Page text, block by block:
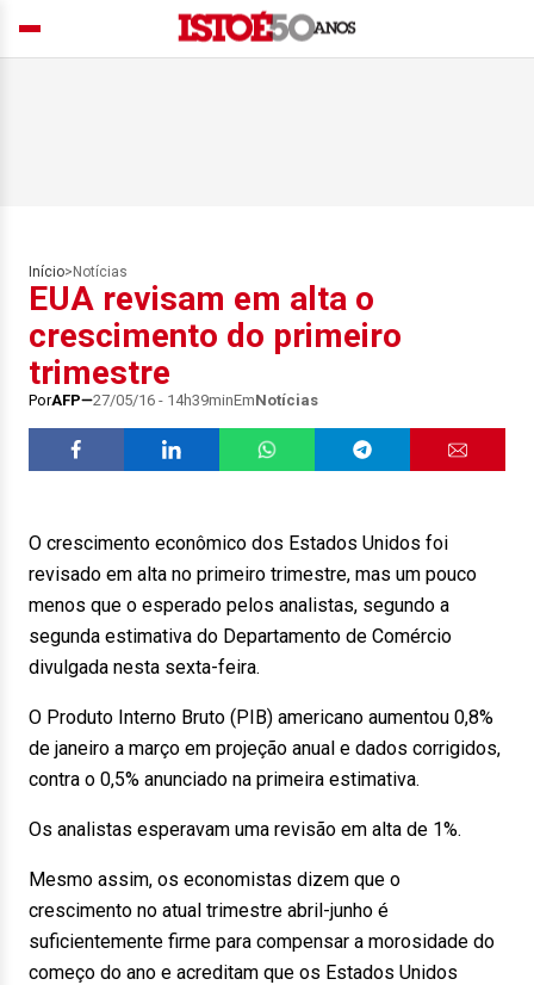
Início> Notícias
EUA revisam em alta o
crescimento do primeiro
trimestre
PorAFP 27/05/16 - 14h39minEmNotícias
O crescimento econômico dos Estados Unidos foi
revisado em alta no primeiro trimestre, mas um pouco
menos que o esperado pelos analistas, segundo a
segunda estimativa do Departamento de Comércio
divulgada nesta sexta-feira.
O Produto Interno Bruto (PIB) americano aumentou 0,8%
de janeiro a março em projeção anual e dados corrigidos,
contra o 0,5% anunciado na primeira estimativa.
Os analistas esperavam uma revisão em alta de 1%.
Mesmo assim, os economistas dizem que o
crescimento no atual trimestre abril-junho é
suficientemente firme para compensar a morosidade do
começo do ano e acreditam que os Estados Unidos